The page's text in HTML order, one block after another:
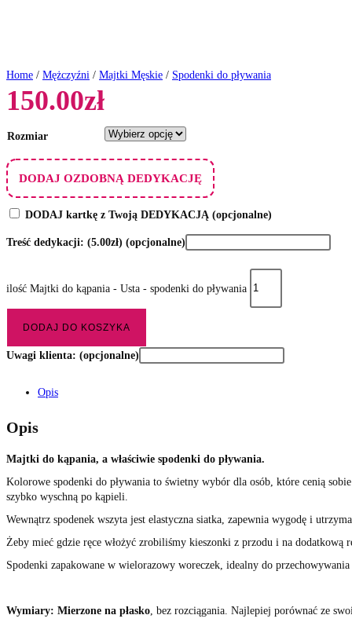
Home / Mężczyźni / Majtki Męskie / Spodenki do pływania
150.00zł
Rozmiar
DODAJ OZDOBNĄ DEDYKACJĘ
DODAJ kartkę z Twoją DEDYKACJĄ (opcjonalne)
Treść dedykacji: (5.00zł) (opcjonalne)
ilość Majtki do kąpania - Usta - spodenki do pływania
DODAJ DO KOSZYKA
Uwagi klienta: (opcjonalne)
Opis
Opis
Majtki do kąpania, a właściwie spodenki do pływania.
Kolorowe spodenki do pływania to świetny wybór dla osób, które cenią
szybko wyschną po kąpieli.
Wewnątrz spodenek wszyta jest elastyczna siatka, zapewnia wygodę i
Żeby mieć gdzie ręce włożyć zrobiliśmy kieszonki z przodu i na dodatkową
Spodenki zapakowane w wielorazowy woreczek, idealny do
Wymiary: Mierzone na płasko , bez rozciągania. Najlepiej porównać ze